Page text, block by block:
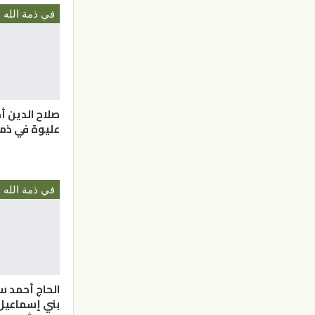
في ذمة الله
صلاح
عليوة في
في ذمة الله
الحاج أحمد
بني